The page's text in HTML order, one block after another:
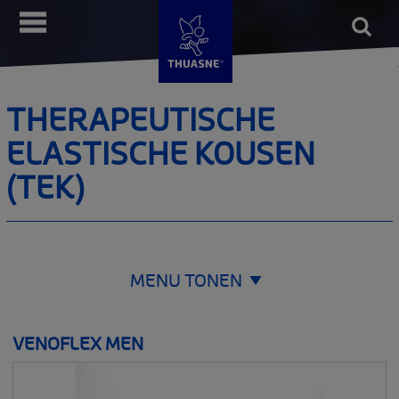
Overslaan
gaan
Open
form Menu Voer
THERAPEUTISCHE
ELASTISCHE KOUSEN
(TEK)
MENU TONEN
__SHOW
ORTHESE / BRACE
VENOFLEX MEN